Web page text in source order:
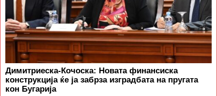
Димитриеска-Кочоска: Новата финансиска
конструкција ќе ја забрза изградбата на пругата
кон Бугарија